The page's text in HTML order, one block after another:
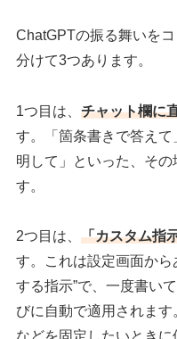
ChatGPTの振る舞いを
分けて3つあります。
1つ目は、チャット欄に
す。「箇条書きで答え
明して」といった、そ
す。
2つ目は、「カスタム指
す。これは設定画面から
する指示”で、一度書い
びに自動で適用されま